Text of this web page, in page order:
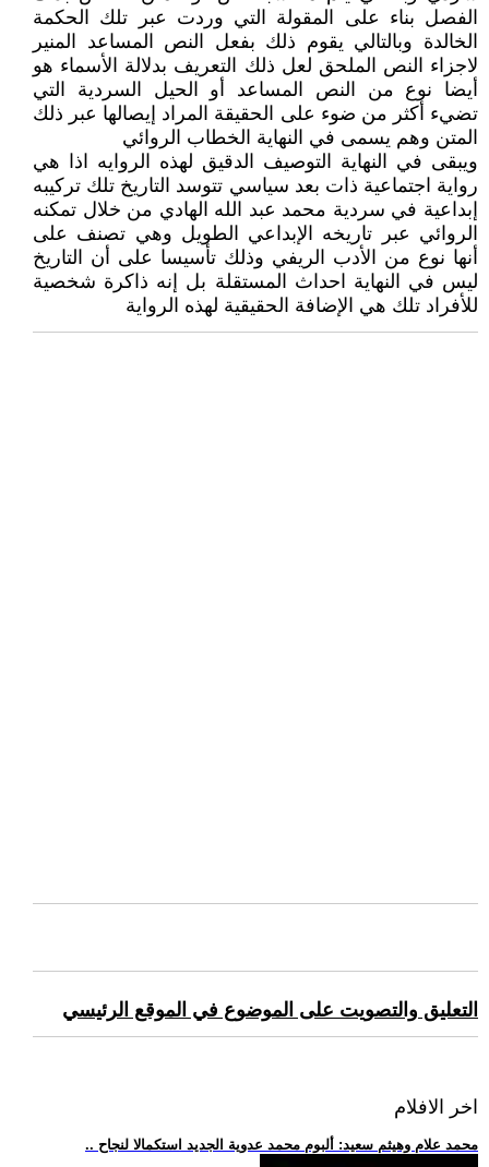
الفصل بناء على المقولة التي وردت عبر تلك الحكمة
الخالدة وبالتالي يقوم ذلك بفعل النص المساعد المنير
لاجزاء النص الملحق لعل ذلك التعريف بدلالة الأسماء هو
أيضا نوع من النص المساعد أو الحيل السردية التي
تضيء أكثر من ضوء على الحقيقة المراد إيصالها عبر ذلك
المتن وهم يسمى في النهاية الخطاب الروائي
ويبقى في النهاية التوصيف الدقيق لهذه الروايه اذا هي
رواية اجتماعية ذات بعد سياسي تتوسد التاريخ تلك تركيبه
إبداعية في سردية محمد عبد الله الهادي من خلال تمكنه
الروائي عبر تاريخه الإبداعي الطويل وهي تصنف على
أنها نوع من الأدب الريفي وذلك تأسيسا على أن التاريخ
ليس في النهاية احداث المستقلة بل إنه ذاكرة شخصية
للأفراد تلك هي الإضافة الحقيقية لهذه الرواية
التعليق والتصويت على الموضوع في الموقع الرئيسي
اخر الافلام
.. محمد علام وهيثم سعيد: ألبوم محمد عدوية الجديد استكمالا لنجاح